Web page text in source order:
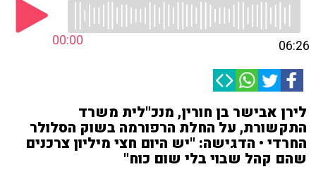
00:00 06:26
לירן אבישר בן חורין, מנכ"לית משרד
התקשורת, על החלת הרפורמה בשוק הסלולר
החרדי • הדגישה: "יש היום חצי מיליון צרכנים
שהם קהל שבוי בלי שום כוח"